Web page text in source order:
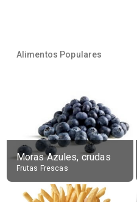
Alimentos Populares
Moras Azules, crudas
Frutas Frescas